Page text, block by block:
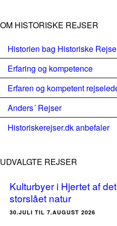
OM HISTORISKE REJSER
Historien bag Historiske
Erfaring og kompetence
Erfaren og kompetent
Anders´ Rejser
Historiskerejser.dk anbefaler
UDVALGTE REJSER
Kulturbyer i Hjertet af
storslået natur
30.JULI TIL 7.AUGUST 2026